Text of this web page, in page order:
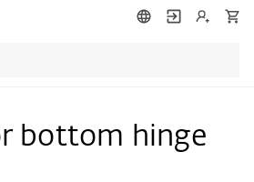
bottom hinge